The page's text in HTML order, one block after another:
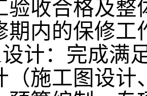
验收合格及整
期内的保修工
设计：完成满
（施工图设